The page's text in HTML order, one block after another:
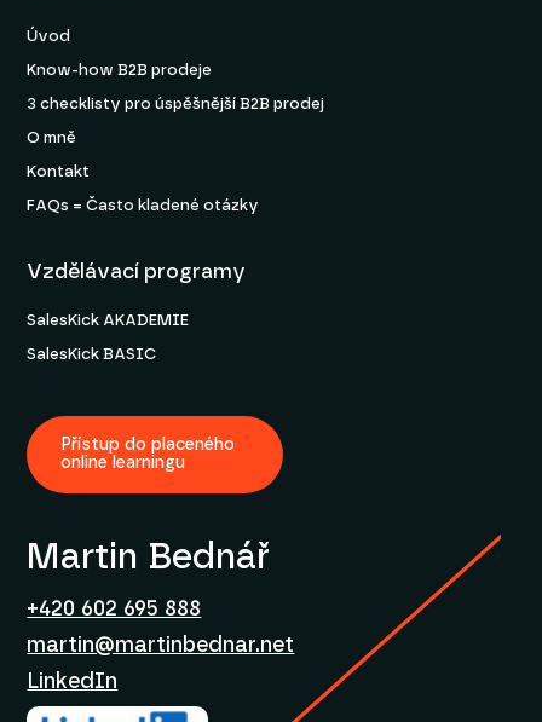
Úvod
Know-how B2B prodeje
3 checklisty pro úspěšnější B2B prodej
O mně
Kontakt
FAQs = Často kladené otázky
Vzdělávací programy
SalesKick AKADEMIE
SalesKick BASIC
Přístup do placeného
online learningu
Martin Bednář
+420 602 695 888
martin@martinbednar.net
LinkedIn